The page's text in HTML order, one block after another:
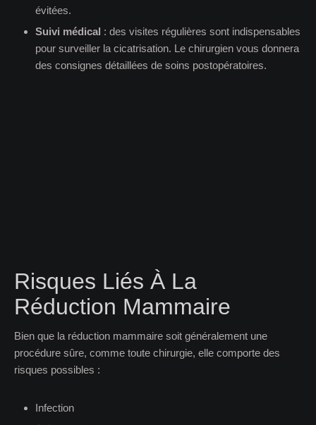
évitées.
Suivi médical : des visites régulières sont indispensables
pour surveiller la cicatrisation. Le chirurgien vous donnera
des consignes détaillées de soins postopératoires.
Risques Liés À La
Réduction Mammaire
Bien que la réduction mammaire soit généralement une
procédure sûre, comme toute chirurgie, elle comporte des
risques possibles :
Infection